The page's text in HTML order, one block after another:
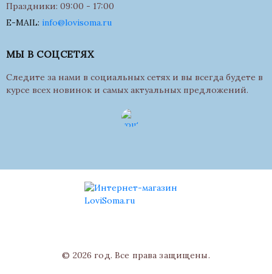
Праздники: 09:00 - 17:00
E-MAIL: info@lovisoma.ru
МЫ В СОЦСЕТЯХ
Следите за нами в социальных сетях и вы всегда будете в
курсе всех новинок и самых актуальных предложений.
© 2026 год. Все права защищены.